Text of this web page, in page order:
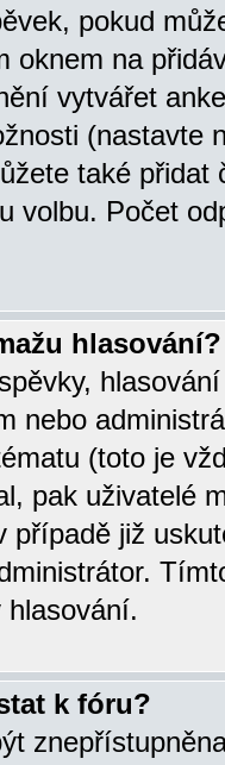
pokud
oknem na
vytvářet
(nastavte
také přidat
volbu. Počet
hlasování?
nebo
(toto je
pak uživatelé
případě již
hlasování.
k fóru?